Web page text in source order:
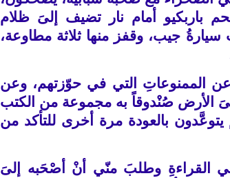
باربكيو أمام نار تضيف إلىَ ظلام
جيب، وقفز منها ثلاثة مطاوعة،
الممنوعاتِ التي في حوّزتهم، وعن
الأرض صُنْدوقاً به مجموعة من الكتب
بالعودة مرة أخرى للتأكد من
وطلبَ منّي أنْ أصْحَبه إلىَ